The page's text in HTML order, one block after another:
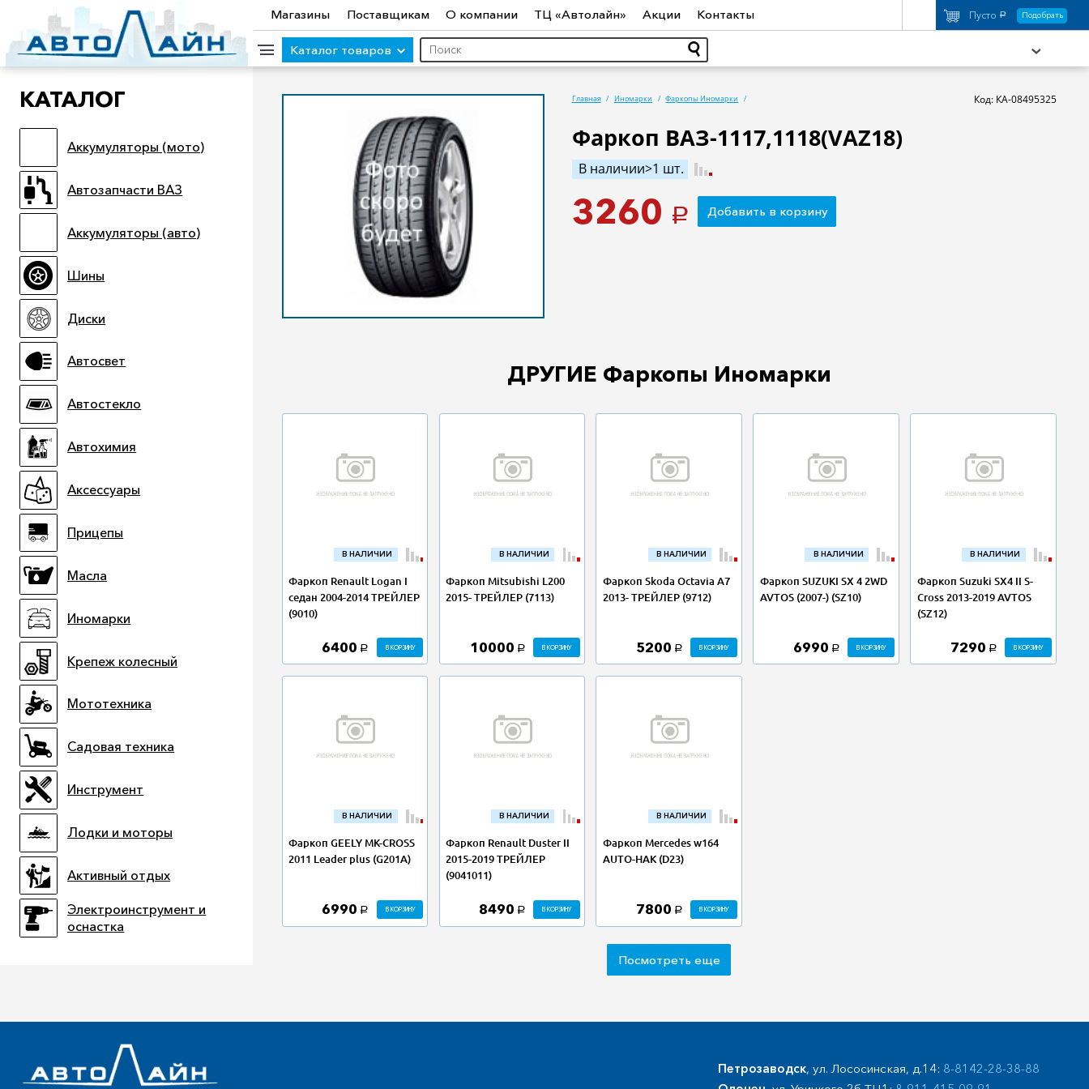
КАТЕГОРИИ ТОВАРОВ
Аккумуляторы (мото) Автозапчасти ВАЗ Аккумуляторы (авто) Шины
Прицепы
Иномарки Мототехника Садовая техника Инструмент Лодки и моторы
Электроинструмент и оснастка
Магазины Поставщикам О компании ТЦ «Автолайн» Акции Контакты Пусто a Подобрать
Каталог товаров
КАТАЛОГ
Аккумуляторы (мото)
Автозапчасти ВАЗ
Аккумуляторы (авто)
Шины
Диски
Автосвет
Автостекло
Автохимия
Аксессуары
Прицепы
Масла
Иномарки
Крепеж колесный
Мототехника
Садовая техника
Инструмент
Лодки и моторы
Активный отдых
Электроинструмент и
оснастка
Главная Иномарки Фаркопы Иномарки Код: КА-08495325
Фаркоп ВАЗ-1117,1118(VAZ18)
В наличии>1 шт.
3260 a Добавить в корзину
ДРУГИЕ Фаркопы Иномарки
В НАЛИЧИИ
Фаркоп Renault Logan I
седан 2004-2014 ТРЕЙЛЕР
(9010)
6400 a В КОРЗИНУ
В НАЛИЧИИ
Фаркоп Mitsubishi L200
2015- ТРЕЙЛЕР (7113)
10000 a В КОРЗИНУ
В НАЛИЧИИ
Фаркоп Skoda Octavia A7
2013- ТРЕЙЛЕР (9712)
5200 a В КОРЗИНУ
В НАЛИЧИИ
Фаркоп SUZUKI SX 4 2WD
AVTOS (2007-) (SZ10)
6990 a В КОРЗИНУ
В НАЛИЧИИ
Фаркоп Suzuki SX4 II S-
Cross 2013-2019 AVTOS
(SZ12)
7290 a В КОРЗИНУ
В НАЛИЧИИ
Фаркоп GEELY MK-CROSS
2011 Leader plus (G201A)
6990 a В КОРЗИНУ
В НАЛИЧИИ
Фаркоп Renault Duster II
2015-2019 ТРЕЙЛЕР
(9041011)
8490 a В КОРЗИНУ
В НАЛИЧИИ
Фаркоп Mercedes w164
AUTO-HAK (D23)
7800 a В КОРЗИНУ
Посмотреть еще
Петрозаводск, ул. Лососинская, д.14: 8-8142-28-38-88